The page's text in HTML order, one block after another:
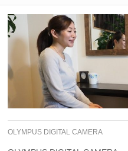
OLYMPUS DIGITAL CAMERA